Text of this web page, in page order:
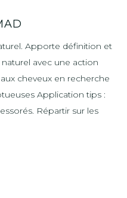
Apporte définition et
avec une action
cheveux en recherche
Application tips :
Répartir sur les